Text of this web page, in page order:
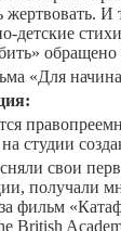
детские
обращено в
«Для
студии
свои
получали
фильм
British